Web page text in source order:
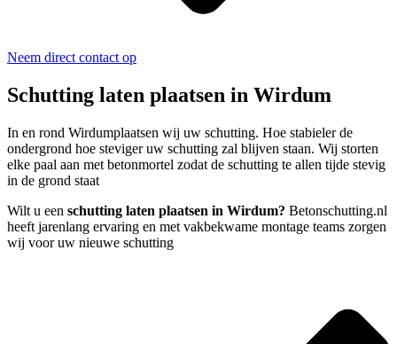
Neem direct contact op
Schutting laten plaatsen in Wirdum
In en rond Wirdumplaatsen wij uw schutting. Hoe stabieler de
ondergrond hoe steviger uw schutting zal blijven staan. Wij storten
elke paal aan met betonmortel zodat de schutting te allen tijde stevig
in de grond staat
Wilt u een schutting laten plaatsen in Wirdum? Betonschutting.nl
heeft jarenlang ervaring en met vakbekwame montage teams zorgen
wij voor uw nieuwe schutting